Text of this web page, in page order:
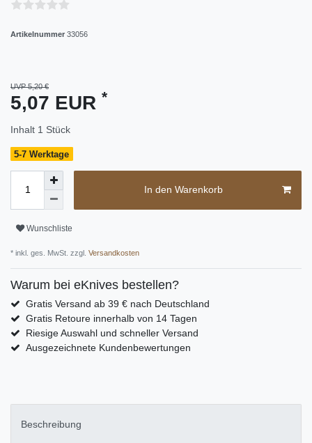
Artikelnummer 33056
UVP 5,20 €
5,07 EUR *
Inhalt 1 Stück
5-7 Werktage
In den Warenkorb
Wunschliste
* inkl. ges. MwSt. zzgl. Versandkosten
Warum bei eKnives bestellen?
Gratis Versand ab 39 € nach Deutschland
Gratis Retoure innerhalb von 14 Tagen
Riesige Auswahl und schneller Versand
Ausgezeichnete Kundenbewertungen
Beschreibung